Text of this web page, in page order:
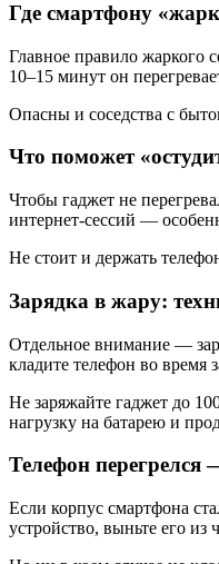
Где смартфону
Главное правило жаркого
10–15 минут он
Опасны и соседства с
Что поможет
Чтобы гаджет не
интернет-сессий —
Не стоит и держать
Зарядка в жару:
Отдельное внимание —
кладите телефон во
Не заряжайте гаджет до
нагрузку на батарею и
Телефон перегрелся
Если корпус смартфона
устройство, выньте его из